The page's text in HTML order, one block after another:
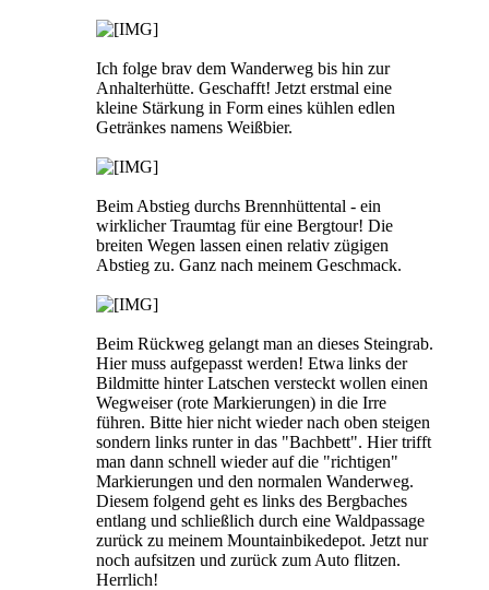
Ich folge brav dem Wanderweg bis hin zur
Anhalterhütte. Geschafft! Jetzt erstmal eine
kleine Stärkung in Form eines kühlen edlen
Getränkes namens Weißbier.
Beim Abstieg durchs Brennhüttental - ein
wirklicher Traumtag für eine Bergtour! Die
breiten Wegen lassen einen relativ zügigen
Abstieg zu. Ganz nach meinem Geschmack.
Beim Rückweg gelangt man an dieses Steingrab.
Hier muss aufgepasst werden! Etwa links der
Bildmitte hinter Latschen versteckt wollen einen
Wegweiser (rote Markierungen) in die Irre
führen. Bitte hier nicht wieder nach oben steigen
sondern links runter in das "Bachbett". Hier trifft
man dann schnell wieder auf die "richtigen"
Markierungen und den normalen Wanderweg.
Diesem folgend geht es links des Bergbaches
entlang und schließlich durch eine Waldpassage
zurück zu meinem Mountainbikedepot. Jetzt nur
noch aufsitzen und zurück zum Auto flitzen.
Herrlich!